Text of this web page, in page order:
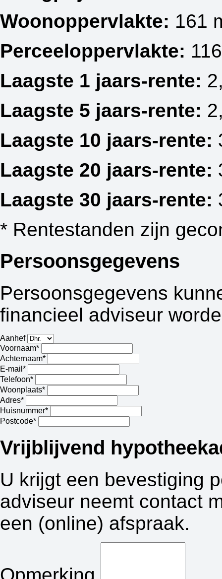
Woonoppervlakte: 161
Perceeloppervlakte:
Laagste 1 jaars-rente:
Laagste 5 jaars-rente:
Laagste 10 jaars-rente:
Laagste 20 jaars-rente:
Laagste 30 jaars-rente:
* Rentestanden zijn
Persoonsgegevens
Persoonsgegevens
financieel adviseur
Aanhef
Voornaam*
Achternaam*
E-mail*
Telefoon*
Woonplaats*
Adres*
Huisnummer*
Postcode*
Vrijblijvend
U krijgt een bevestiging
adviseur neemt contact
een (online) afspraak.
Opmerking